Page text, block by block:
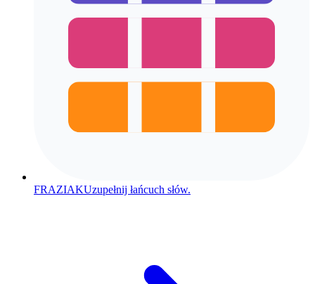
FRAZIAKUzupełnij łańcuch słów.